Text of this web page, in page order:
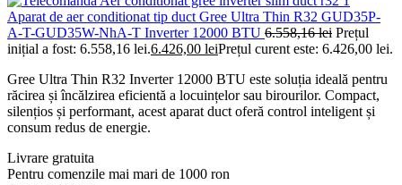
Aparat de aer conditionat tip duct Gree Ultra Thin R32 GUD35P-
A-T-GUD35W-NhA-T Inverter 12000 BTU 6.558,16lei Prețul
inițial a fost: 6.558,16 lei.6.426,00 leiPrețul curent este: 6.426,00 lei.
Gree Ultra Thin R32 Inverter 12000 BTU este soluția ideală pentru
răcirea și încălzirea eficientă a locuințelor sau birourilor. Compact,
silențios și performant, acest aparat duct oferă control inteligent și
consum redus de energie.
Livrare gratuita
Pentru comenzile mai mari de 1000 ron